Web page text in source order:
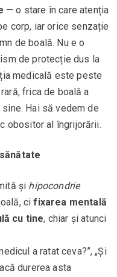
— o stare în care atenția
corp, iar orice senzație
de boală. Nu e o
de protecție dus la
medicală este peste
frica de boală a
Hai să vedem de
obositor al îngrijorării.
și hipocondrie
cifixarea mentală
cu tine, chiar și atunci
a ratat ceva?”, „Și
durerea asta